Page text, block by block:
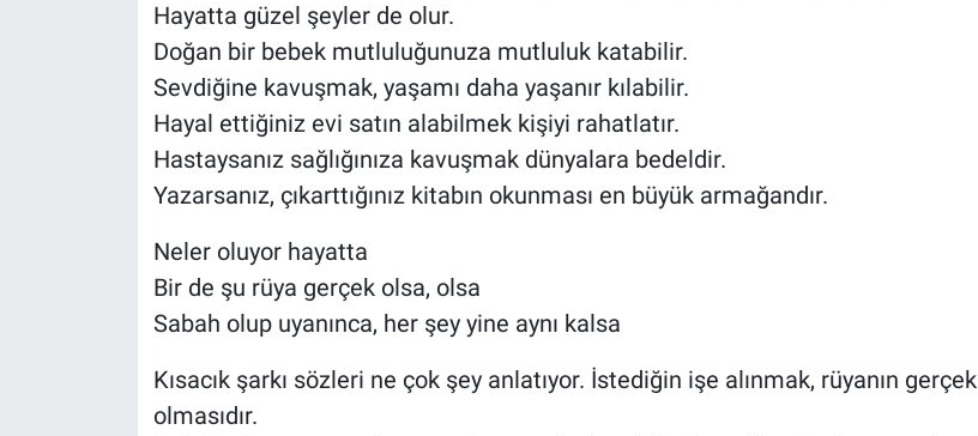
Hayatta güzel şeyler de olur.
Doğan bir bebek mutluluğunuza mutluluk katabilir.
Sevdiğine kavuşmak, yaşamı daha yaşanır kılabilir.
Hayal ettiğiniz evi satın alabilmek kişiyi rahatlatır.
Hastaysanız sağlığınıza kavuşmak dünyalara bedeldir.
Yazarsanız, çıkarttığınız kitabın okunması en büyük armağandır.
Neler oluyor hayatta
Bir de şu rüya gerçek olsa, olsa
Sabah olup uyanınca, her şey yine aynı kalsa
Kısacık şarkı sözleri ne çok şey anlatıyor. İstediğin işe alınmak, rüyanın gerçek
olmasıdır.